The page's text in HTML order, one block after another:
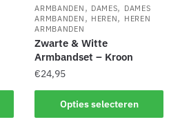
ARMBANDEN , DAMES, DAMES
ARMBANDEN , HEREN, HEREN
ARMBANDEN
Zwarte & Witte
Armbandset – Kroon
€24,95
Opties selecteren
product